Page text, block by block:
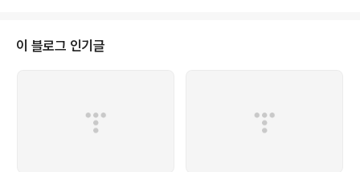
동물을 죽이는 스포츠-사냥이 수렵을 대신하게 되었다. 피를 흘리는 스포츠의
발명으로 수렵의 흥분감이 그대로 이어진 것이다. 그 뒤, 큰 마을과 도시들이 날
이 블로그 인기글